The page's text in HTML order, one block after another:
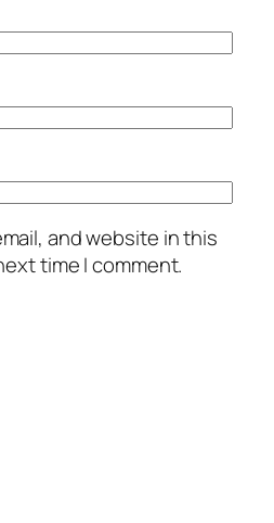
and website in this
time I comment.